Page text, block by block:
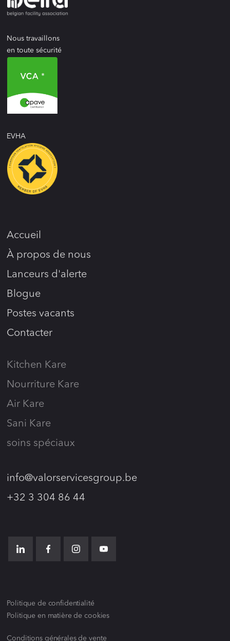
Nous travaillons
en toute sécurité
EVHA
Accueil
À propos de nous
Lanceurs d'alerte
Blogue
Postes vacants
Contacter
Kitchen Kare
Nourriture Kare
Air Kare
Sani Kare
soins spéciaux
info@valorservicesgroup.be
+32 3 304 86 44
Politique de confidentialité
Politique en matière de cookies
Conditions générales de vente